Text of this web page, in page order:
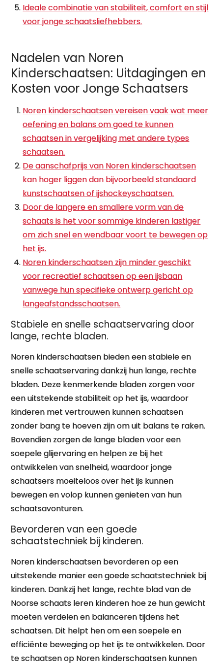
Ideale combinatie van stabiliteit, comfort en stijl
voor jonge schaatsliefhebbers.
Nadelen van Noren
Kinderschaatsen: Uitdagingen en
Kosten voor Jonge Schaatsers
Noren kinderschaatsen vereisen vaak wat meer
oefening en balans om goed te kunnen
schaatsen in vergelijking met andere types
schaatsen.
De aanschafprijs van Noren kinderschaatsen
kan hoger liggen dan bijvoorbeeld standaard
kunstschaatsen of ijshockeyschaatsen.
Door de langere en smallere vorm van de
schaats is het voor sommige kinderen lastiger
om zich snel en wendbaar voort te bewegen op
het ijs.
Noren kinderschaatsen zijn minder geschikt
voor recreatief schaatsen op een ijsbaan
vanwege hun specifieke ontwerp gericht op
langeafstandsschaatsen.
Stabiele en snelle schaatservaring door
lange, rechte bladen.
Noren kinderschaatsen bieden een stabiele en
snelle schaatservaring dankzij hun lange, rechte
bladen. Deze kenmerkende bladen zorgen voor
een uitstekende stabiliteit op het ijs, waardoor
kinderen met vertrouwen kunnen schaatsen
zonder bang te hoeven zijn om uit balans te raken.
Bovendien zorgen de lange bladen voor een
soepele glijervaring en helpen ze bij het
ontwikkelen van snelheid, waardoor jonge
schaatsers moeiteloos over het ijs kunnen
bewegen en volop kunnen genieten van hun
schaatsavonturen.
Bevorderen van een goede
schaatstechniek bij kinderen.
Noren kinderschaatsen bevorderen op een
uitstekende manier een goede schaatstechniek bij
kinderen. Dankzij het lange, rechte blad van de
Noorse schaats leren kinderen hoe ze hun gewicht
moeten verdelen en balanceren tijdens het
schaatsen. Dit helpt hen om een soepele en
efficiënte beweging op het ijs te ontwikkelen. Door
te schaatsen op Noren kinderschaatsen kunnen